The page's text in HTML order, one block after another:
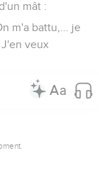
mât :
m'a battu,... je
veux